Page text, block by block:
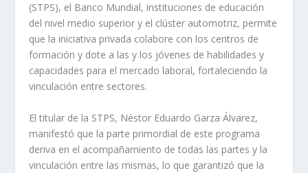
(STPS), el Banco Mundial, instituciones de educación
del nivel medio superior y el clúster automotriz, permite
que la iniciativa privada colabore con los centros de
formación y dote a las y los jóvenes de habilidades y
capacidades para el mercado laboral, fortaleciendo la
vinculación entre sectores.
El titular de la STPS, Néstor Eduardo Garza Álvarez,
manifestó que la parte primordial de este programa
deriva en el acompañamiento de todas las partes y la
vinculación entre las mismas, lo que garantizó que la